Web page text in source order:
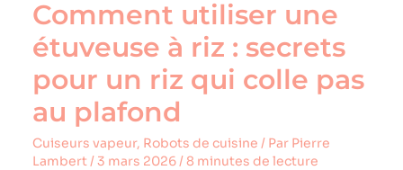
Comment utiliser une
étuveuse à riz : secrets
pour un riz qui colle pas
au plafond
Cuiseurs vapeur, Robots de cuisine / Par Pierre
Lambert/3 mars 2026/8 minutes de lecture
pas
plafond